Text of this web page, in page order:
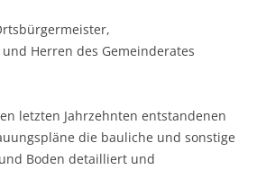
Herren des Gemeinderates
letzten Jahrzehnten entstandenen
die bauliche und sonstige
Boden detailliert und